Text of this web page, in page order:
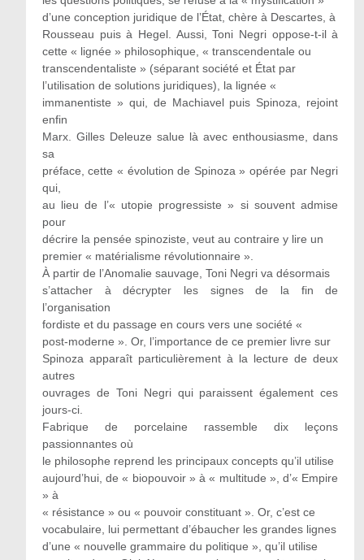
d’une conception juridique de l’État, chère à Descartes, à
Rousseau puis à Hegel. Aussi, Toni Negri oppose-t-il à
cette « lignée » philosophique, « transcendentale ou
transcendentaliste » (séparant société et État par
l’utilisation de solutions juridiques), la lignée «
immanentiste » qui, de Machiavel puis Spinoza, rejoint
enfin
Marx. Gilles Deleuze salue là avec enthousiasme, dans
sa
préface, cette « évolution de Spinoza » opérée par Negri
qui,
au lieu de l’« utopie progressiste » si souvent admise
pour
décrire la pensée spinoziste, veut au contraire y lire un
premier « matérialisme révolutionnaire ».
À partir de l’Anomalie sauvage, Toni Negri va désormais
s’attacher à décrypter les signes de la fin de
l’organisation
fordiste et du passage en cours vers une société «
post-moderne ». Or, l’importance de ce premier livre sur
Spinoza apparaît particulièrement à la lecture de deux
autres
ouvrages de Toni Negri qui paraissent également ces
jours-ci.
Fabrique de porcelaine rassemble dix leçons
passionnantes où
le philosophe reprend les principaux concepts qu’il utilise
aujourd’hui, de « biopouvoir » à « multitude », d’« Empire
» à
« résistance » ou « pouvoir constituant ». Or, c’est ce
vocabulaire, lui permettant d’ébaucher les grandes lignes
d’une « nouvelle grammaire du politique », qu’il utilise